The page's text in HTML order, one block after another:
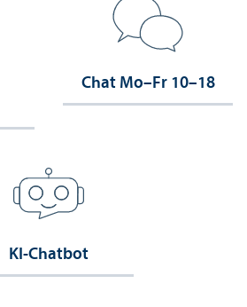
Chat Mo–Fr 10–18
KI-Chatbot